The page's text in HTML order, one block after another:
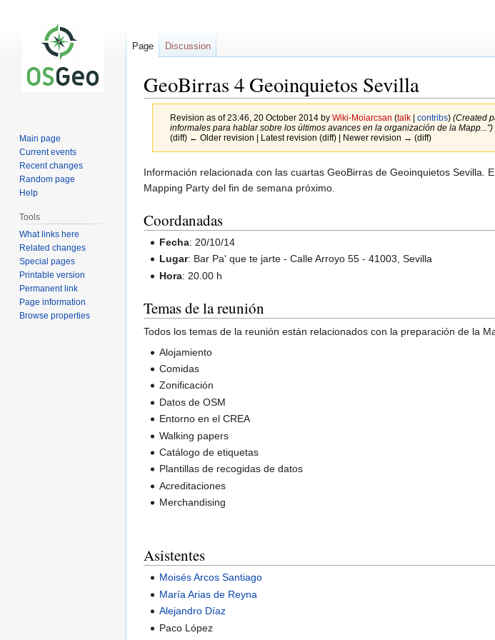
GeoBirras 4 Geoinquietos Sevilla
Revision as of 23:46, 20 October 2014 by Wiki-Moiarcsan (talk| contribs) (Created
informales para hablar sobre los últimos avances en la organización de la Mapp...")
(diff) ← Older revision | Latest revision (diff) | Newer revision → (diff)
Jump
to
Jump
to
Información relacionada con las cuartas GeoBirras de Geoinquietos
Mapping Party del fin de semana próximo.
Coordanadas
Fecha: 20/10/14
Lugar: Bar Pa' que te jarte - Calle Arroyo 55 - 41003, Sevilla
Hora: 20.00 h
Temas de la reunión
Todos los temas de la reunión están relacionados con la preparación de la
Alojamiento
Comidas
Zonificación
Datos de OSM
Entorno en el CREA
Walking papers
Catálogo de etiquetas
Plantillas de recogidas de datos
Acreditaciones
Merchandising
Asistentes
Moisés Arcos Santiago
María Arias de Reyna
Alejandro Díaz
Paco López
Page Discussion
Main page
Current events
Recent changes
Random page
Help
Tools
What links here
Related changes
Special pages
Printable version
Permanent link
Page information
Browse properties